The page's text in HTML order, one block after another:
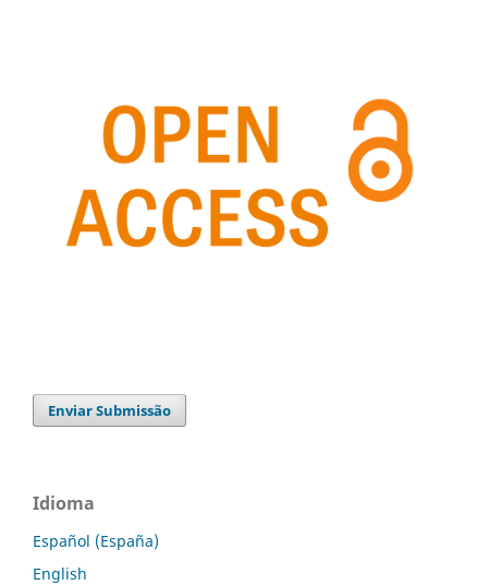
Enviar Submissão
Idioma
Español (España)
English